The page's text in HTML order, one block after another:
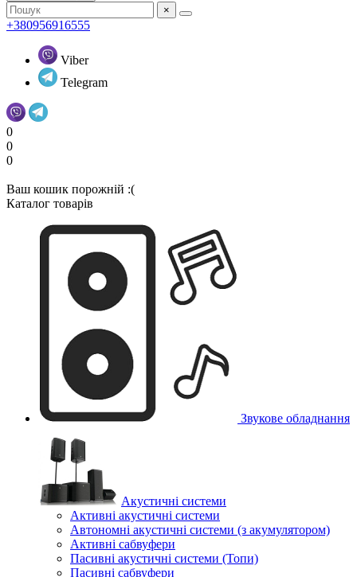
×
+380956916555
Viber
Telegram
0
0
0
Ваш кошик порожній :(
Каталог товарів
Звукове обладнання
Акустичні системи
Активні акустичні системи
Автономні акустичні системи (з акумулятором)
Активні сабвуфери
Пасивні акустичні системи (Топи)
Пасивні сабвуфери